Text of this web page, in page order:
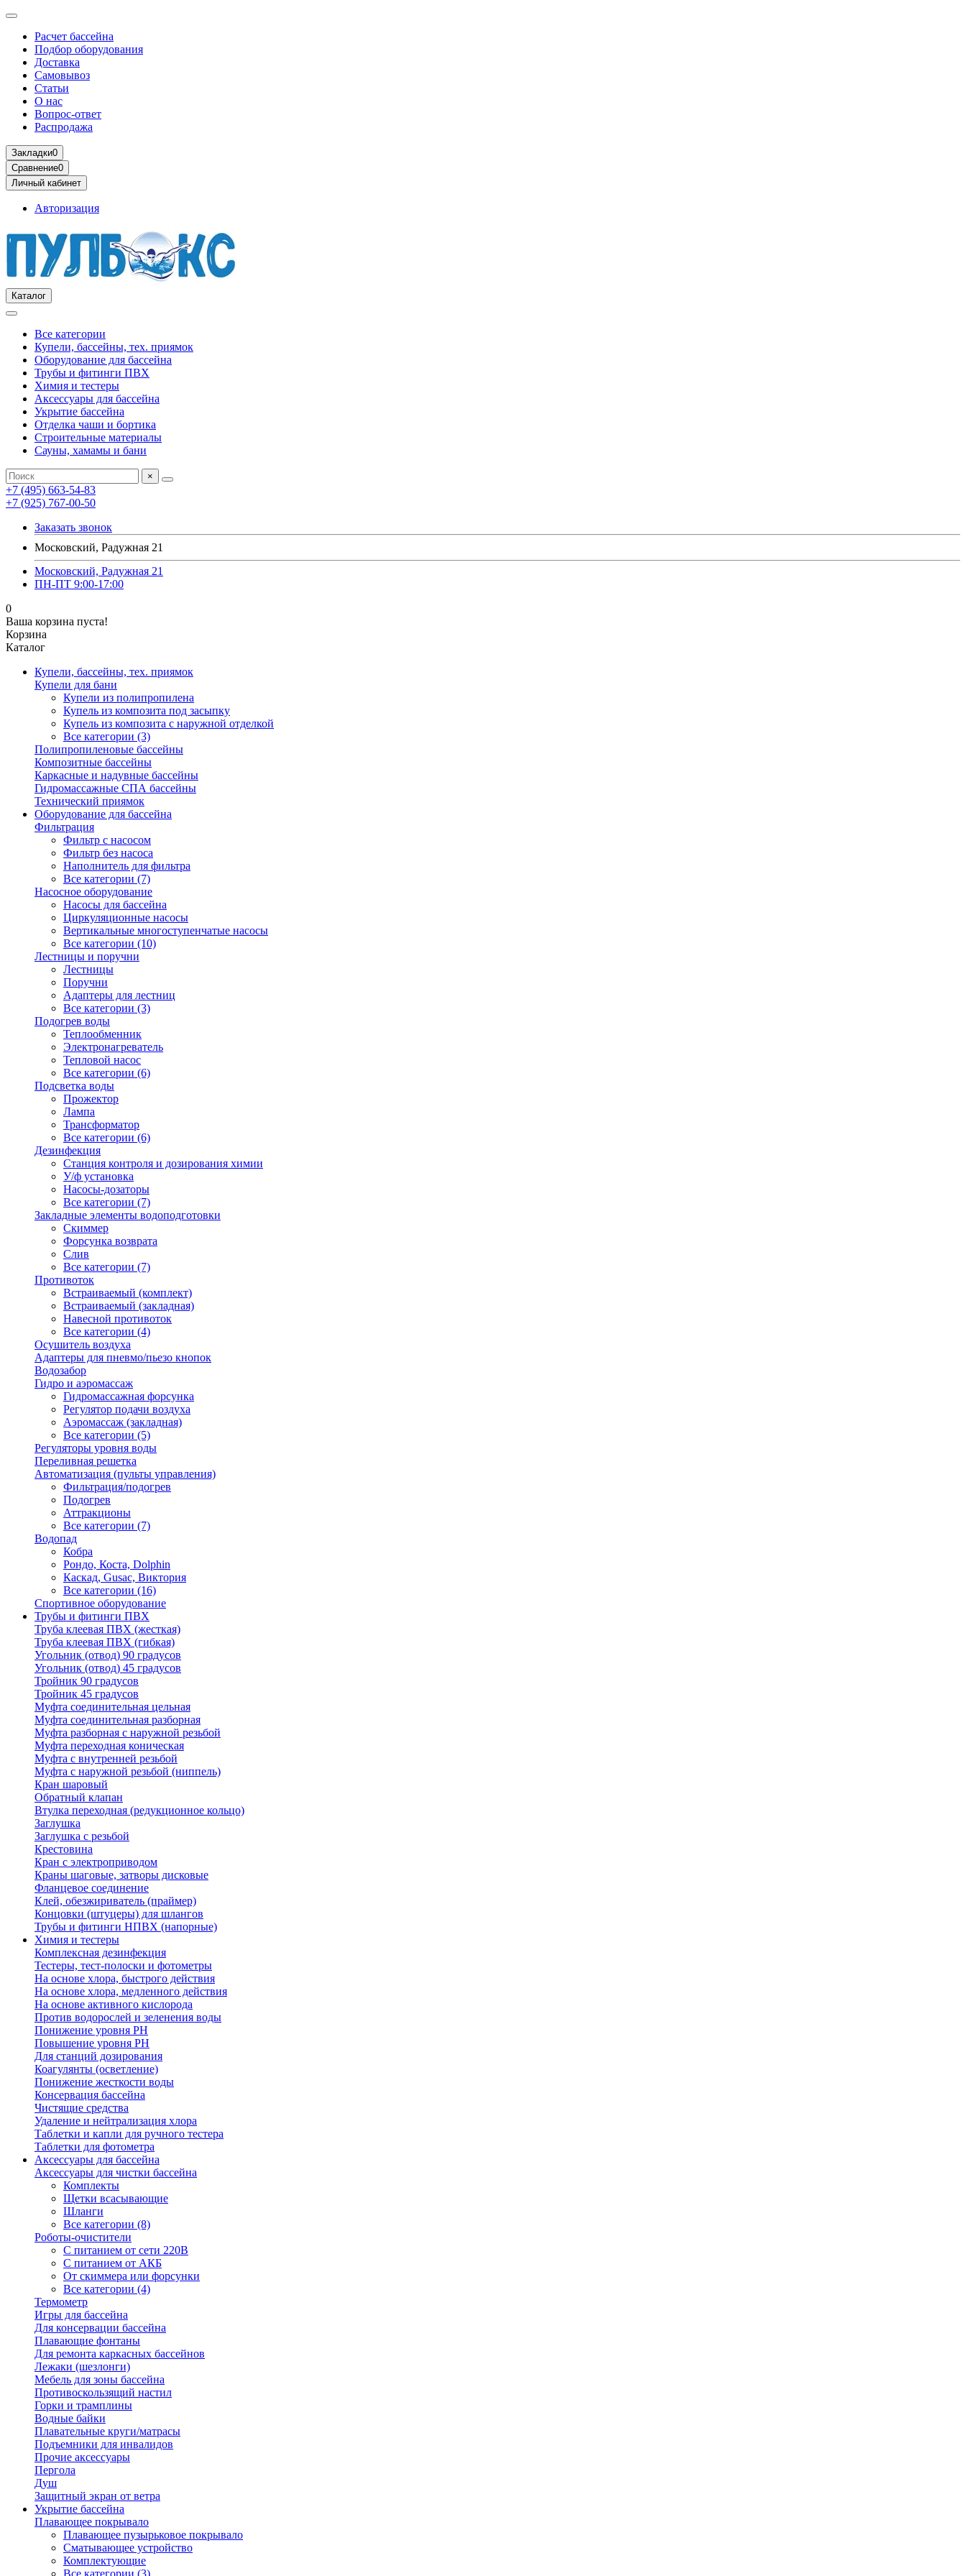
Расчет бассейна
Подбор оборудования
Доставка
Самовывоз
Статьи
О нас
Вопрос-ответ
Распродажа
Закладки0
Сравнение0
Личный кабинет
Авторизация
Каталог
Все категории
Купели, бассейны, тех. приямок
Оборудование для бассейна
Трубы и фитинги ПВХ
Химия и тестеры
Аксессуары для бассейна
Укрытие бассейна
Отделка чаши и бортика
Строительные материалы
Сауны, хамамы и бани
×
+7 (495) 663-54-83
+7 (925) 767-00-50
Заказать звонок
Московский, Радужная 21
Московский, Радужная 21
ПН-ПТ 9:00-17:00
0
Ваша корзина пуста!
Корзина
Каталог
Купели, бассейны, тех. приямок
Купели для бани
Купели из полипропилена
Купель из композита под засыпку
Купель из композита с наружной отделкой
Все категории (3)
Полипропиленовые бассейны
Композитные бассейны
Каркасные и надувные бассейны
Гидромассажные СПА бассейны
Технический приямок
Оборудование для бассейна
Фильтрация
Фильтр с насосом
Фильтр без насоса
Наполнитель для фильтра
Все категории (7)
Насосное оборудование
Насосы для бассейна
Циркуляционные насосы
Вертикальные многоступенчатые насосы
Все категории (10)
Лестницы и поручни
Лестницы
Поручни
Адаптеры для лестниц
Все категории (3)
Подогрев воды
Теплообменник
Электронагреватель
Тепловой насос
Все категории (6)
Подсветка воды
Прожектор
Лампа
Трансформатор
Все категории (6)
Дезинфекция
Станция контроля и дозирования химии
У/ф установка
Насосы-дозаторы
Все категории (7)
Закладные элементы водоподготовки
Скиммер
Форсунка возврата
Слив
Все категории (7)
Противоток
Встраиваемый (комплект)
Встраиваемый (закладная)
Навесной противоток
Все категории (4)
Осушитель воздуха
Адаптеры для пневмо/пьезо кнопок
Водозабор
Гидро и аэромассаж
Гидромассажная форсунка
Регулятор подачи воздуха
Аэромассаж (закладная)
Все категории (5)
Регуляторы уровня воды
Переливная решетка
Автоматизация (пульты управления)
Фильтрация/подогрев
Подогрев
Аттракционы
Все категории (7)
Водопад
Кобра
Рондо, Коста, Dolphin
Каскад, Gusac, Виктория
Все категории (16)
Спортивное оборудование
Трубы и фитинги ПВХ
Труба клеевая ПВХ (жесткая)
Труба клеевая ПВХ (гибкая)
Угольник (отвод) 90 градусов
Угольник (отвод) 45 градусов
Тройник 90 градусов
Тройник 45 градусов
Муфта соединительная цельная
Муфта соединительная разборная
Муфта разборная с наружной резьбой
Муфта переходная коническая
Муфта с внутренней резьбой
Муфта с наружной резьбой (ниппель)
Кран шаровый
Обратный клапан
Втулка переходная (редукционное кольцо)
Заглушка
Заглушка с резьбой
Крестовина
Кран с электроприводом
Краны шаговые, затворы дисковые
Фланцевое соединение
Клей, обезжириватель (праймер)
Концовки (штуцеры) для шлангов
Трубы и фитинги НПВХ (напорные)
Химия и тестеры
Комплексная дезинфекция
Тестеры, тест-полоски и фотометры
На основе хлора, быстрого действия
На основе хлора, медленного действия
На основе активного кислорода
Против водорослей и зеленения воды
Понижение уровня РН
Повышение уровня РН
Для станций дозирования
Коагулянты (осветление)
Понижение жесткости воды
Консервация бассейна
Чистящие средства
Удаление и нейтрализация хлора
Таблетки и капли для ручного тестера
Таблетки для фотометра
Аксессуары для бассейна
Аксессуары для чистки бассейна
Комплекты
Щетки всасывающие
Шланги
Все категории (8)
Роботы-очистители
С питанием от сети 220В
С питанием от АКБ
От скиммера или форсунки
Все категории (4)
Термометр
Игры для бассейна
Для консервации бассейна
Плавающие фонтаны
Для ремонта каркасных бассейнов
Лежаки (шезлонги)
Мебель для зоны бассейна
Противоскользящий настил
Горки и трамплины
Водные байки
Плавательные круги/матрасы
Подъемники для инвалидов
Прочие аксессуары
Пергола
Душ
Защитный экран от ветра
Укрытие бассейна
Плавающее покрывало
Плавающее пузырьковое покрывало
Сматывающее устройство
Комплектующие
Все категории (3)